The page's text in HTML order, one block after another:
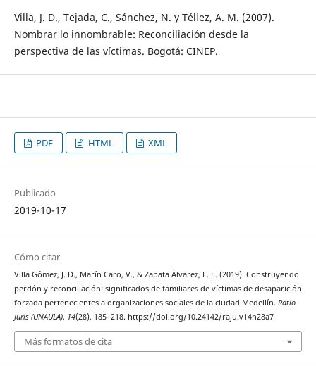
Villa, J. D., Tejada, C., Sánchez, N. y Téllez, A. M. (2007).
Nombrar lo innombrable: Reconciliación desde la
perspectiva de las víctimas. Bogotá: CINEP.
PDF HTML XML
Publicado
2019-10-17
Cómo citar
Villa Gómez, J. D., Marín Caro, V., & Zapata Álvarez, L. F. (2019). Construyendo
perdón y reconciliación: significados de familiares de víctimas de desaparición
forzada pertenecientes a organizaciones sociales de la ciudad Medellín. Ratio
Juris (UNAULA), 14(28), 185–218. https://doi.org/10.24142/raju.v14n28a7
Más formatos de cita